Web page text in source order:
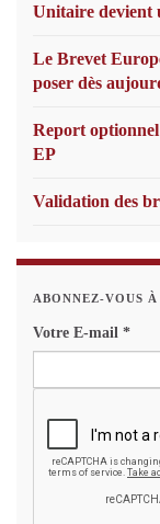
Unitaire devient
Le Brevet
poser dès
Report optionnel
EP
Validation des
ABONNEZ-VOUS
Votre E-mail *